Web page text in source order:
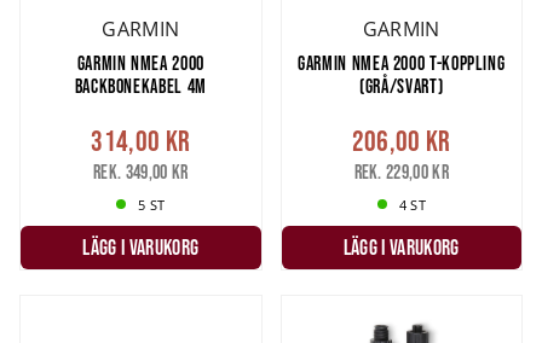
GARMIN
GARMIN NMEA 2000
BACKBONEKABEL 4M
314,00 kr
Rek. 349,00 kr
5 ST
LÄGG I VARUKORG
GARMIN
GARMIN NMEA 2000 T-KOPPLING
(GRÅ/SVART)
206,00 kr
Rek. 229,00 kr
4 ST
LÄGG I VARUKORG